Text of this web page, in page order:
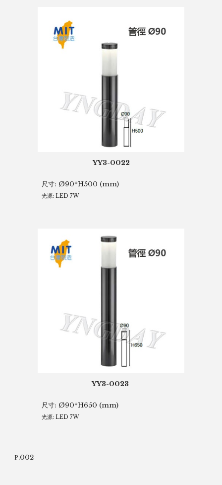
YY3-0022
尺寸: Ø90*H500 (mm)
光源: LED 7W
YY3-0023
尺寸: Ø90*H650 (mm)
光源: LED 7W
P.002